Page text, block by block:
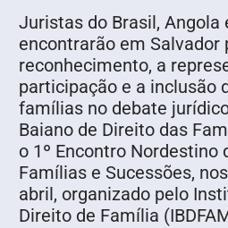
Juristas do Brasil, Angola
encontrarão em
reconhecimento, a
participação e a inclusão
famílias no debate
Baiano de Direito das
o 1º Encontro Nordestino
Famílias e Sucessões,
abril, organizado pelo
Direito de Família